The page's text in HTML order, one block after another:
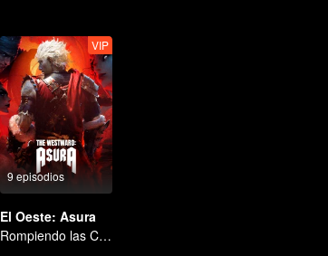
9 episodios
VIP
El Oeste: Asura
Rompiendo las Cadenas del Destino